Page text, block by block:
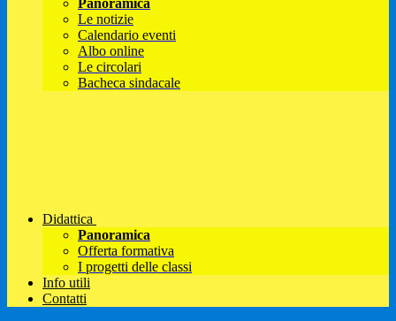
Panoramica
Le notizie
Calendario eventi
Albo online
Le circolari
Bacheca sindacale
Didattica
Panoramica
Offerta formativa
I progetti delle classi
Info utili
Contatti